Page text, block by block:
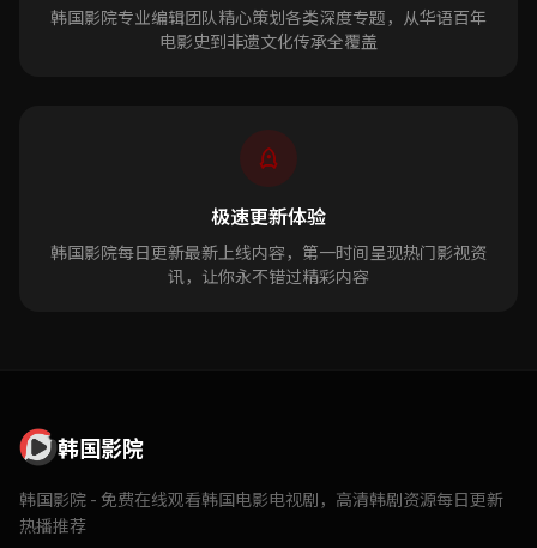
韩国影院专业编辑团队精心策划各类深度专题，从华语百年
电影史到非遗文化传承全覆盖
极速更新体验
韩国影院每日更新最新上线内容，第一时间呈现热门影视资
讯，让你永不错过精彩内容
韩国影院
韩国影院 - 免费在线观看韩国电影电视剧，高清韩剧资源每日更新
热播推荐